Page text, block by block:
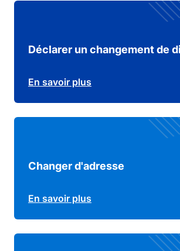
Déclarer un changement de
En savoir plus
Changer d'adresse
En savoir plus